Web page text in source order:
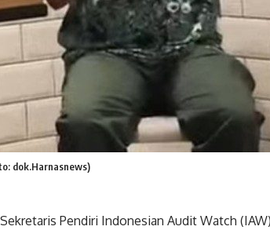
dok.Harnasnews)
Pendiri Indonesian Audit Watch (IAW)